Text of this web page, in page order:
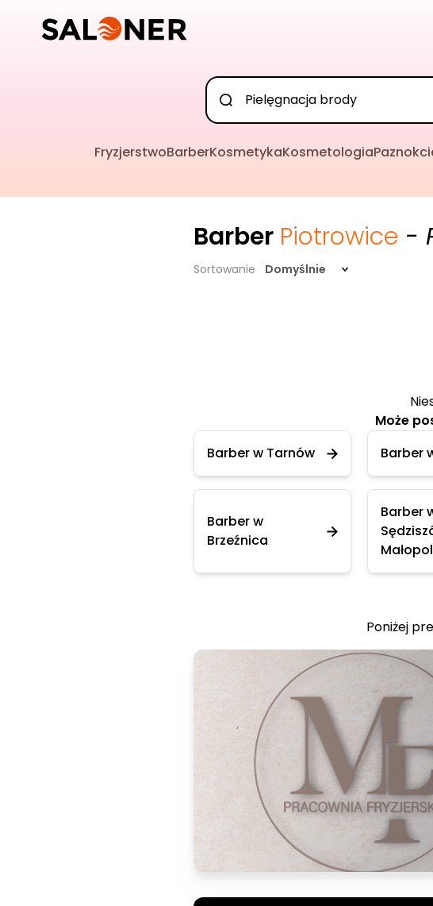
FryzjerstwoBarberKosmetykaKosmetologia
Barber Piotrowice -
Sortowanie Domyślnie
Może
Barber w Tarnów
Barber
Barber w
Brzeźnica
Barber
Poniżej